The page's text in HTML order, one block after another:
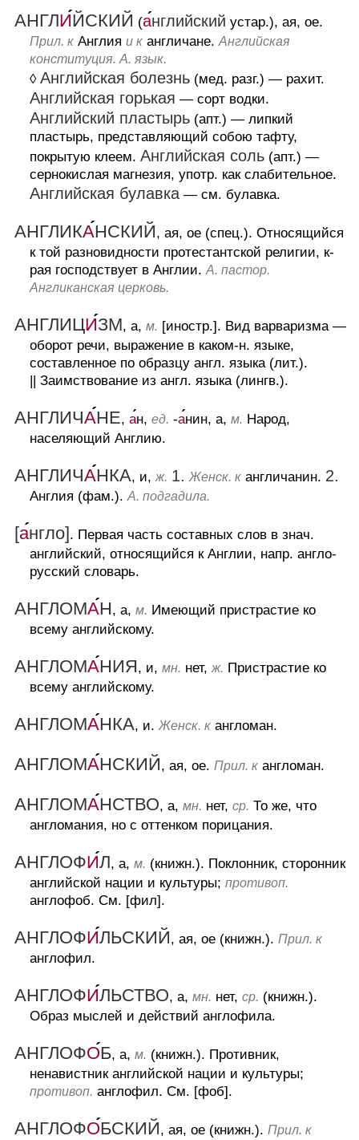
АНГЛИЙСКИЙ (английский устар.), ая, ое.
Прил. к Англия и к англичане. Английская
конституция. А. язык.
◊ Английская болезнь (мед. разг.) — рахит.
Английская горькая — сорт водки.
Английский пластырь (апт.) — липкий
пластырь, представляющий собою тафту,
покрытую клеем. Английская соль (апт.) —
сернокислая магнезия, употр. как слабительное.
Английская булавка — см. булавка.
АНГЛИКАНСКИЙ, ая, ое (спец.). Относящийся
к той разновидности протестантской религии, к-
рая господствует в Англии. А. пастор.
Англиканская церковь.
АНГЛИЦИЗМ, а, м. [иностр.]. Вид варваризма —
оборот речи, выражение в каком-н. языке,
составленное по образцу англ. языка (лит.).
Заимствование из англ. языка (лингв.).
АНГЛИЧАНЕ, ан, ед. -анин, а, м. Народ,
населяющий Англию.
АНГЛИЧАНКА, и,ж. 1. Женск. к англичанин. 2.
Англия (фам.). А. подгадила.
[англо]. Первая часть составных слов в знач.
английский, относящийся к Англии, напр. англо-
русский словарь.
АНГЛОМАН, а, м. Имеющий пристрастие ко
всему английскому.
АНГЛОМАНИЯ, и, мн. нет,ж. Пристрастие ко
всему английскому.
АНГЛОМАНКА, и.Женск. к англоман.
АНГЛОМАНСКИЙ, ая, ое. Прил. к англоман.
АНГЛОМАНСТВО, а, мн. нет, ср. То же, что
англомания, но с оттенком порицания.
АНГЛОФИЛ, а, м. (книжн.). Поклонник, сторонник
английской нации и культуры; противоп.
англофоб. См. [фил].
АНГЛОФИЛЬСКИЙ, ая, ое (книжн.). Прил. к
англофил.
АНГЛОФИЛЬСТВО, а, мн. нет, ср. (книжн.).
Образ мыслей и действий англофила.
АНГЛОФОБ, а, м. (книжн.). Противник,
ненавистник английской нации и культуры;
противоп. англофил. См. [фоб].
АНГЛОФОБСКИЙ, ая, ое (книжн.). Прил. к